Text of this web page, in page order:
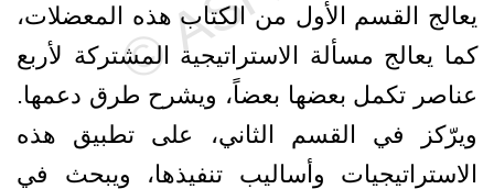
يعالج القسم الأول من الكتاب هذه المعضلات،
كما يعالج مسألة الاستراتيجية المشتركة لأربع
عناصر تكمل بعضها بعضاً، ويشرح طرق دعمها.
ويرّكز في القسم الثاني، على تطبيق هذه
الاستراتيجيات وأساليب تنفيذها، ويبحث في